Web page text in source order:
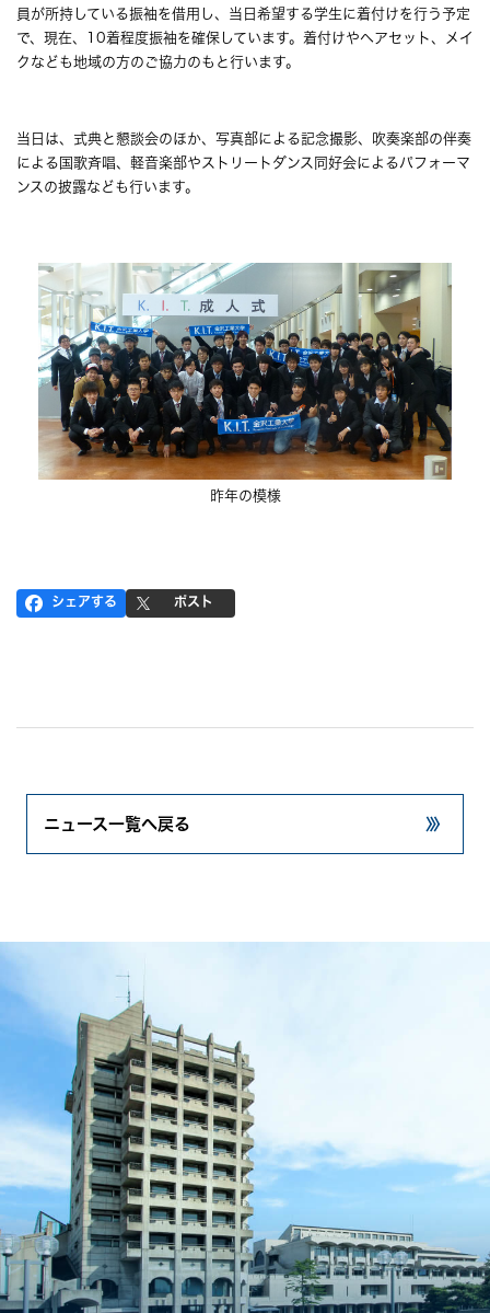
員が所持している振袖を借用し、当日希望する学生に着付けを行う予定
で、現在、10着程度振袖を確保しています。着付けやヘアセット、メイ
クなども地域の方のご協力のもと行います。
当日は、式典と懇談会のほか、写真部による記念撮影、吹奏楽部の伴奏
による国歌斉唱、軽音楽部やストリートダンス同好会によるパフォーマ
ンスの披露なども行います。
昨年の模様
シェアする ポスト
ニュース一覧へ戻る